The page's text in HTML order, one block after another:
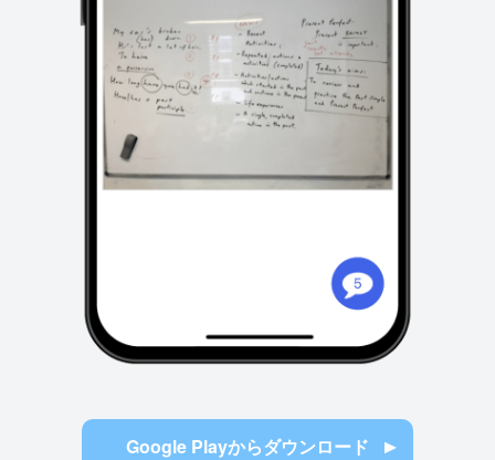
Google Playからダウンロード